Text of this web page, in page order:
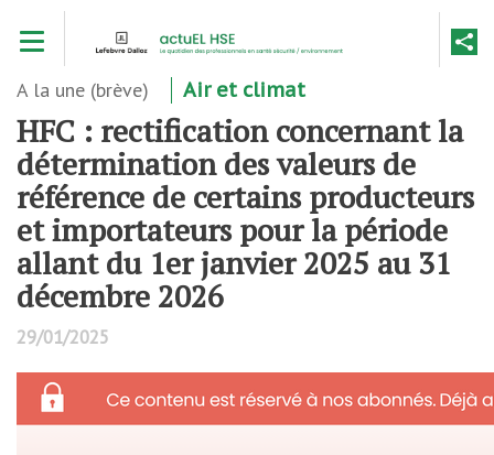
contenu
A la une (brève) Air et climat
HFC : rectification concernant la
détermination des valeurs de
référence de certains producteurs
et importateurs pour la période
allant du 1er janvier 2025 au 31
décembre 2026
29/01/2025